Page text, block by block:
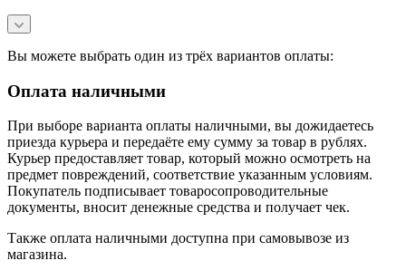
Вы можете выбрать один из трёх вариантов оплаты:
Оплата наличными
При выборе варианта оплаты наличными, вы дожидаетесь
приезда курьера и передаёте ему сумму за товар в рублях.
Курьер предоставляет товар, который можно осмотреть на
предмет повреждений, соответствие указанным условиям.
Покупатель подписывает товаросопроводительные
документы, вносит денежные средства и получает чек.
Также оплата наличными доступна при самовывозе из
магазина.